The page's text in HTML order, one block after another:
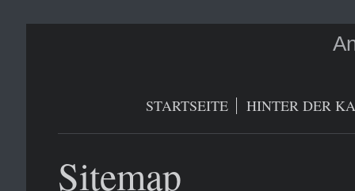
STARTSEITE HINTER DER
Sitemap